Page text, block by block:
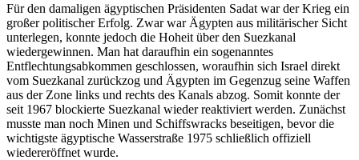
Für den damaligen ägyptischen Präsidenten Sadat war der Krieg ein
großer politischer Erfolg. Zwar war Ägypten aus militärischer Sicht
unterlegen, konnte jedoch die Hoheit über den Suezkanal
wiedergewinnen. Man hat daraufhin ein sogenanntes
Entflechtungsabkommen geschlossen, woraufhin sich Israel direkt
vom Suezkanal zurückzog und Ägypten im Gegenzug seine Waffen
aus der Zone links und rechts des Kanals abzog. Somit konnte der
seit 1967 blockierte Suezkanal wieder reaktiviert werden. Zunächst
musste man noch Minen und Schiffswracks beseitigen, bevor die
wichtigste ägyptische Wasserstraße 1975 schließlich offiziell
wiedereröffnet wurde.